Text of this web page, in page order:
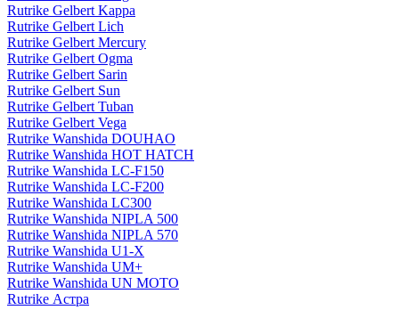
Rutrike Gelbert Kappa
Rutrike Gelbert Lich
Rutrike Gelbert Mercury
Rutrike Gelbert Ogma
Rutrike Gelbert Sarin
Rutrike Gelbert Sun
Rutrike Gelbert Tuban
Rutrike Gelbert Vega
Rutrike Wanshida DOUHAO
Rutrike Wanshida HOT HATCH
Rutrike Wanshida LC-F150
Rutrike Wanshida LC-F200
Rutrike Wanshida LC300
Rutrike Wanshida NIPLA 500
Rutrike Wanshida NIPLA 570
Rutrike Wanshida U1-X
Rutrike Wanshida UM+
Rutrike Wanshida UN MOTO
Rutrike Астра